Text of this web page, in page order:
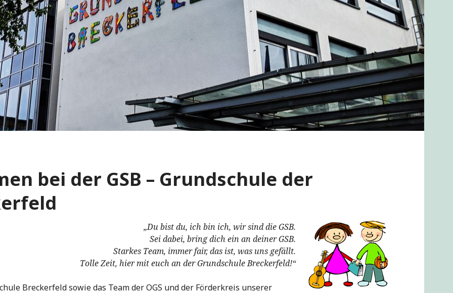
bei der GSB – Grundschule der
„Du bist du, ich bin ich, wir sind die GSB.
Sei dabei, bring dich ein an deiner GSB.
Starkes Team, immer fair, das ist, was uns gefällt.
Tolle Zeit, hier mit euch an der Grundschule Breckerfeld!“
Breckerfeld sowie das Team der OGS und der Förderkreis unserer